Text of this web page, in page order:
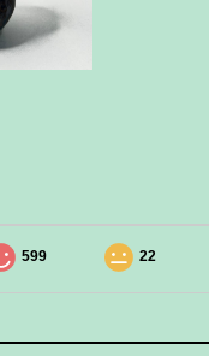
599 22